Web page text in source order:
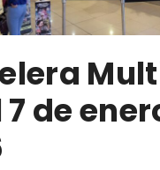
7 de